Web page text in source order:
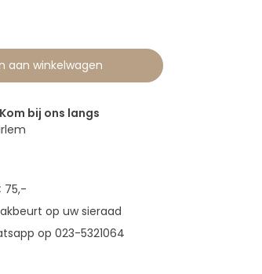
aan winkelwagen
bij ons langs
75,-
op uw sieraad
op 023-5321064